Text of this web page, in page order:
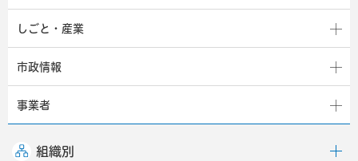
しごと・産業
市政情報
事業者
組織別